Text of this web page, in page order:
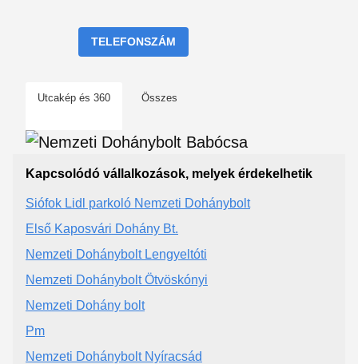
TELEFONSZÁM
Utcakép és 360 Összes
Kapcsolódó vállalkozások, melyek érdekelhetik
Siófok Lidl parkoló Nemzeti Dohánybolt
Első Kaposvári Dohány Bt.
Nemzeti Dohánybolt Lengyeltóti
Nemzeti Dohánybolt Ötvöskónyi
Nemzeti Dohány bolt
Pm
Nemzeti Dohánybolt Nyíracsád